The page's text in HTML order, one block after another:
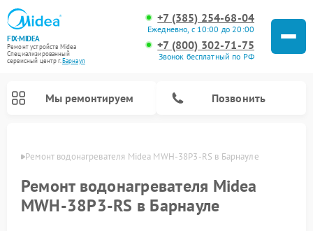
FIX-MIDEA
Ремонт устройств Midea
Специализированный
cервисный центр г.Барнаул
+7 (385) 254-68-04
Ежедневно, с 10:00 до 20:00
+7 (800) 302-71-75
Звонок бесплатный по РФ
Мы ремонтируем Позвонить
Ремонт водонагревателя Midea MWH-38P3-RS в Барнауле
Ремонт водонагревателя Midea
MWH-38P3-RS в Барнауле